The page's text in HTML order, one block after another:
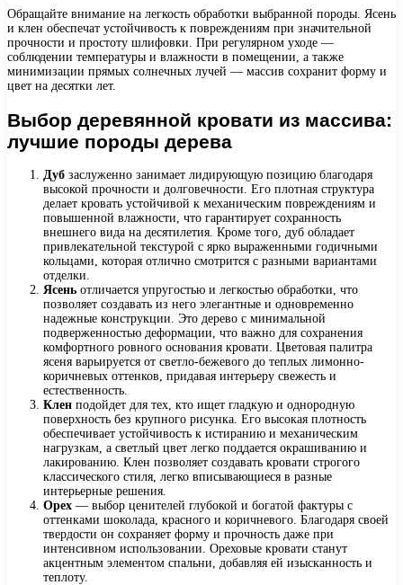
Обращайте внимание на легкость обработки выбранной породы. Ясень
и клен обеспечат устойчивость к повреждениям при значительной
прочности и простоту шлифовки. При регулярном уходе —
соблюдении температуры и влажности в помещении, а также
минимизации прямых солнечных лучей — массив сохранит форму и
цвет на десятки лет.
Выбор деревянной кровати из массива:
лучшие породы дерева
Дуб заслуженно занимает лидирующую позицию благодаря
высокой прочности и долговечности. Его плотная структура
делает кровать устойчивой к механическим повреждениям и
повышенной влажности, что гарантирует сохранность
внешнего вида на десятилетия. Кроме того, дуб обладает
привлекательной текстурой с ярко выраженными годичными
кольцами, которая отлично смотрится с разными вариантами
отделки.
Ясень отличается упругостью и легкостью обработки, что
позволяет создавать из него элегантные и одновременно
надежные конструкции. Это дерево с минимальной
подверженностью деформации, что важно для сохранения
комфортного ровного основания кровати. Цветовая палитра
ясеня варьируется от светло-бежевого до теплых лимонно-
коричневых оттенков, придавая интерьеру свежесть и
естественность.
Клен подойдет для тех, кто ищет гладкую и однородную
поверхность без крупного рисунка. Его высокая плотность
обеспечивает устойчивость к истиранию и механическим
нагрузкам, а светлый цвет легко поддается окрашиванию и
лакированию. Клен позволяет создавать кровати строгого
классического стиля, легко вписывающиеся в разные
интерьерные решения.
Орех — выбор ценителей глубокой и богатой фактуры с
оттенками шоколада, красного и коричневого. Благодаря своей
твердости он сохраняет форму и прочность даже при
интенсивном использовании. Ореховые кровати станут
акцентным элементом спальни, добавляя ей изысканность и
теплоту.